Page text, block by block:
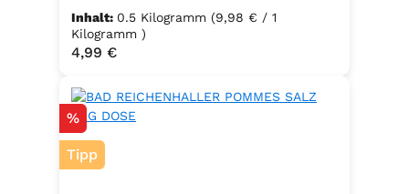
500g Weizenmehl, entspricht 25g
FrischhefeZutaten: Trockenbackhefe,
Emulgator Sorbitanmonostearat
Inhalt: 0.5 Kilogramm (9,98 € / 1
Kilogramm )
Regulärer Preis:
4,99 €
Rabatt
%
Tipp